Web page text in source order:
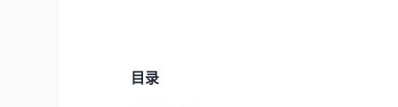
目录